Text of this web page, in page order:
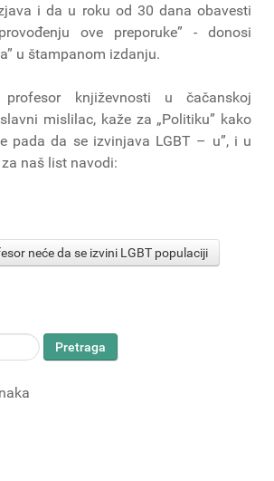
i da u roku od 30 dana obavesti
ove preporuke” - donosi
u štampanom izdanju.
književnosti u čačanskoj
mislilac, kaže za „Politiku” kako
pada da se izvinjava LGBT – u”, i u
naš list navodi:
neće da se izvini LGBT populaciji
Pretraga